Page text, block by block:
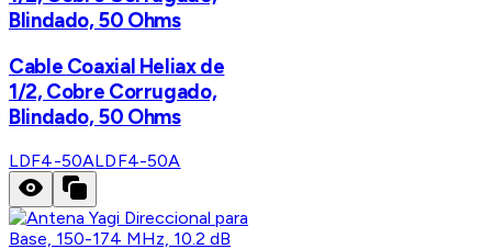
Blindado, 50 Ohms
Cable Coaxial Heliax de
1/2, Cobre Corrugado,
Blindado, 50 Ohms
LDF4-50ALDF4-50A